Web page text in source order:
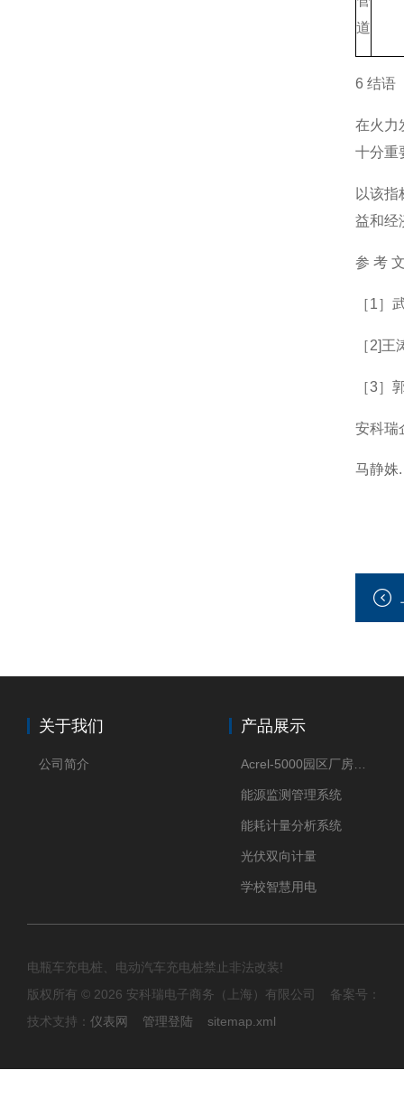
道
6 结语
在火力
十分重
以该
益和经
参 考
［1］
［2]
［3］
安科瑞
马静姝
关于我们
公司简介
产品展示
能源监测管理系统
能耗计量分析系统
光伏双向计量
学校智慧用电
电瓶车充电桩、电动汽车充电桩禁止非法改装!
版权所有 © 2026 安科瑞电子商务（上海）有限公司 备案号：
技术支持： 仪表网 管理登陆 sitemap.xml